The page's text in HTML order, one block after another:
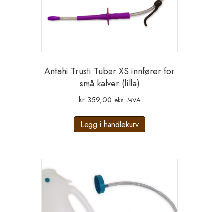
Antahi Trusti Tuber XS innfører for
små kalver (lilla)
kr359,00 eks. MVA
Legg i handlekurv